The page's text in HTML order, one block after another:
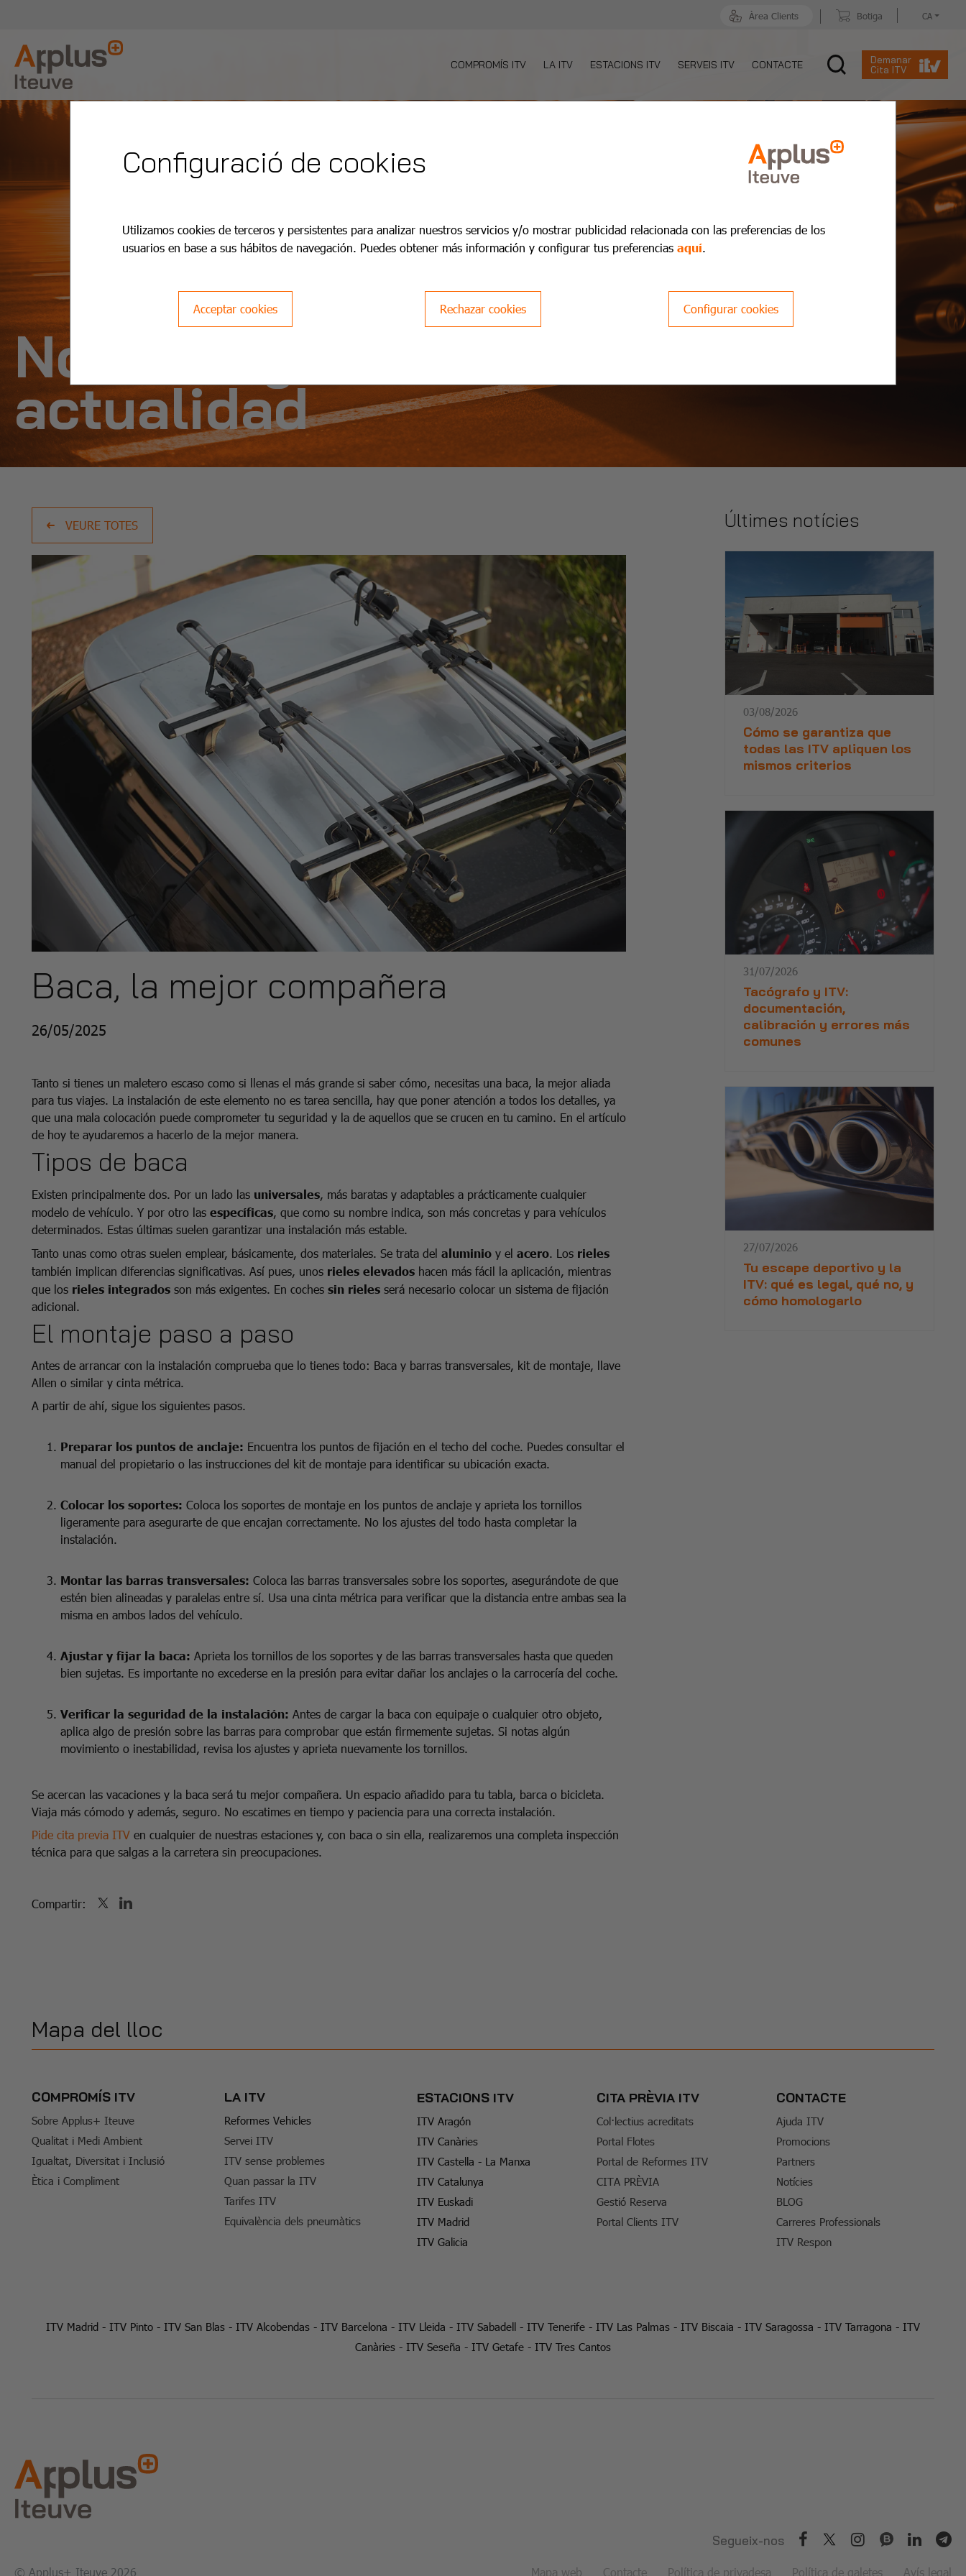
Àrea Clients Botiga CA
COMPROMÍS ITV LA ITV ESTACIONS ITV SERVEIS ITV CONTACTE
Demanar
Cita ITV
Noticias y
actualidad
VEURE TOTES
Baca, la mejor compañera
26/05/2025
Tanto si tienes un maletero escaso como si llenas el más grande si saber cómo, necesitas una baca, la mejor aliada
para tus viajes. La instalación de este elemento no es tarea sencilla, hay que poner atención a todos los detalles, ya
que una mala colocación puede comprometer tu seguridad y la de aquellos que se crucen en tu camino. En el artículo
de hoy te ayudaremos a hacerlo de la mejor manera.
Tipos de baca
Existen principalmente dos. Por un lado las universales, más baratas y adaptables a prácticamente cualquier
modelo de vehículo. Y por otro las específicas, que como su nombre indica, son más concretas y para vehículos
determinados. Estas últimas suelen garantizar una instalación más estable.
Tanto unas como otras suelen emplear, básicamente, dos materiales. Se trata del aluminio y el acero. Los rieles
también implican diferencias significativas. Así pues, unos rieles elevados hacen más fácil la aplicación, mientras
que los rieles integrados son más exigentes. En coches sin rieles será necesario colocar un sistema de fijación
adicional.
El montaje paso a paso
Antes de arrancar con la instalación comprueba que lo tienes todo: Baca y barras transversales, kit de montaje, llave
Allen o similar y cinta métrica.
A partir de ahí, sigue los siguientes pasos.
Preparar los puntos de anclaje: Encuentra los puntos de fijación en el techo del coche. Puedes consultar el
manual del propietario o las instrucciones del kit de montaje para identificar su ubicación exacta.
Colocar los soportes: Coloca los soportes de montaje en los puntos de anclaje y aprieta los tornillos
ligeramente para asegurarte de que encajan correctamente. No los ajustes del todo hasta completar la
instalación.
Montar las barras transversales: Coloca las barras transversales sobre los soportes, asegurándote de que
estén bien alineadas y paralelas entre sí. Usa una cinta métrica para verificar que la distancia entre ambas sea la
misma en ambos lados del vehículo.
Ajustar y fijar la baca: Aprieta los tornillos de los soportes y de las barras transversales hasta que queden
bien sujetas. Es importante no excederse en la presión para evitar dañar los anclajes o la carrocería del coche.
Verificar la seguridad de la instalación: Antes de cargar la baca con equipaje o cualquier otro objeto,
aplica algo de presión sobre las barras para comprobar que están firmemente sujetas. Si notas algún
movimiento o inestabilidad, revisa los ajustes y aprieta nuevamente los tornillos.
Se acercan las vacaciones y la baca será tu mejor compañera. Un espacio añadido para tu tabla, barca o bicicleta.
Viaja más cómodo y además, seguro. No escatimes en tiempo y paciencia para una correcta instalación.
Pide cita previa ITV en cualquier de nuestras estaciones y, con baca o sin ella, realizaremos una completa inspección
técnica para que salgas a la carretera sin preocupaciones.
Compartir:
Últimes notícies
03/08/2026
Cómo se garantiza que
todas las ITV apliquen los
mismos criterios
31/07/2026
Tacógrafo y ITV:
documentación,
calibración y errores más
comunes
27/07/2026
Tu escape deportivo y la
ITV: qué es legal, qué no, y
cómo homologarlo
Mapa del lloc
COMPROMÍS ITV
Sobre Applus+ Iteuve
Qualitat i Medi Ambient
Igualtat, Diversitat i Inclusió
Ètica i Compliment
LA ITV
Reformes Vehicles
Servei ITV
ITV sense problemes
Quan passar la ITV
Tarifes ITV
Equivalència dels pneumàtics
ESTACIONS ITV
ITV Aragón
ITV Canàries
ITV Castella - La Manxa
ITV Catalunya
ITV Euskadi
ITV Madrid
ITV Galicia
CITA PRÈVIA ITV
Col·lectius acreditats
Portal Flotes
Portal de Reformes ITV
CITA PRÈVIA
Gestió Reserva
Portal Clients ITV
CONTACTE
Ajuda ITV
Promocions
Partners
Notícies
BLOG
Carreres Professionals
ITV Respon
ITV Madrid - ITV Pinto - ITV San Blas - ITV Alcobendas - ITV Barcelona - ITV Lleida - ITV Sabadell - ITV Tenerife - ITV Las Palmas - ITV Biscaia - ITV Saragossa - ITV Tarragona - ITV
Canàries - ITV Seseña - ITV Getafe - ITV Tres Cantos
Segueix-nos
© Applus+ Iteuve 2026 Mapa web Contacte Política de privadesa Política de galetes Avís legal
Configuració de cookies
Utilizamos cookies de terceros y persistentes para analizar nuestros servicios y/o mostrar publicidad relacionada con las preferencias de los
usuarios en base a sus hábitos de navegación. Puedes obtener más información y configurar tus preferencias aquí.
Acceptar cookies Rechazar cookies Configurar cookies